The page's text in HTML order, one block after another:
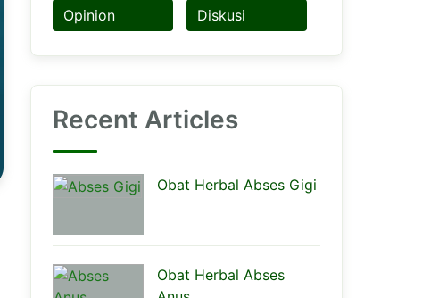
Opinion Diskusi
Recent Articles
Obat Herbal Abses Gigi
Obat Herbal Abses